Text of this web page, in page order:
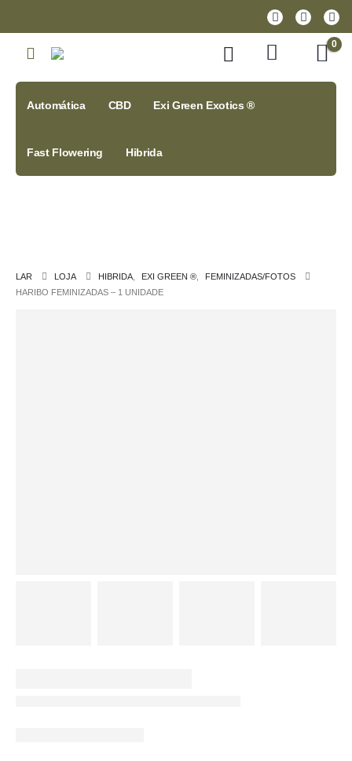
0
Automática CBD Exi Green Exotics ®
Fast Flowering Hibrida
LAR LOJA HIBRIDA EXI GREEN ®
FEMINIZADAS/FOTOS
HARIBO FEMINIZADAS – 1 UNIDADE